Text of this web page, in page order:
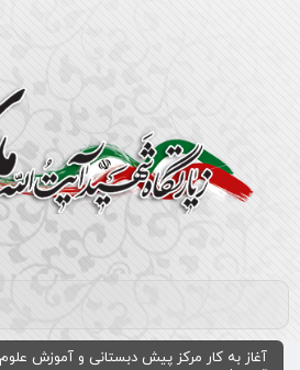
آغاز به کار مرکز پیش دبستانی و آموزش